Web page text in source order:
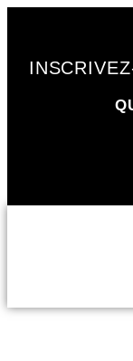
Panneau de